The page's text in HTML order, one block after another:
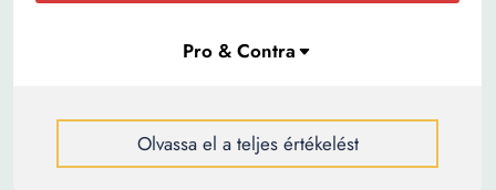
Olvassa el a teljes értékelést